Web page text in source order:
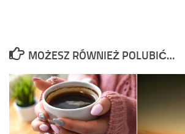
MOŻESZ RÓWNIEŻ POLUBIĆ…